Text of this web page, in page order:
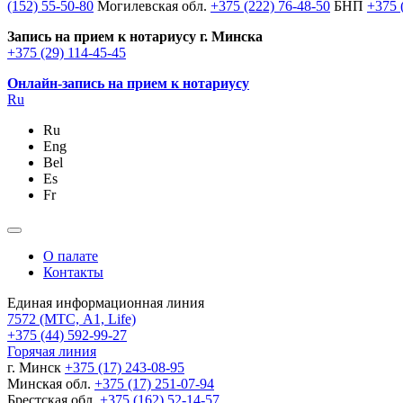
(152) 55-50-80 Могилевская обл. +375 (222) 76-48-50 БНП +375
Запись на прием к нотариусу г. Минска
+375 (29) 114-45-45
Онлайн-запись на прием к нотариусу
Ru
Ru
Eng
Bel
Es
Fr
О палате
Контакты
Единая информационная линия
7572 (МТС, A1, Life)
+375 (44) 592-99-27
Горячая линия
г. Минск +375 (17) 243-08-95
Минская обл. +375 (17) 251-07-94
Брестская обл. +375 (162) 52-14-57